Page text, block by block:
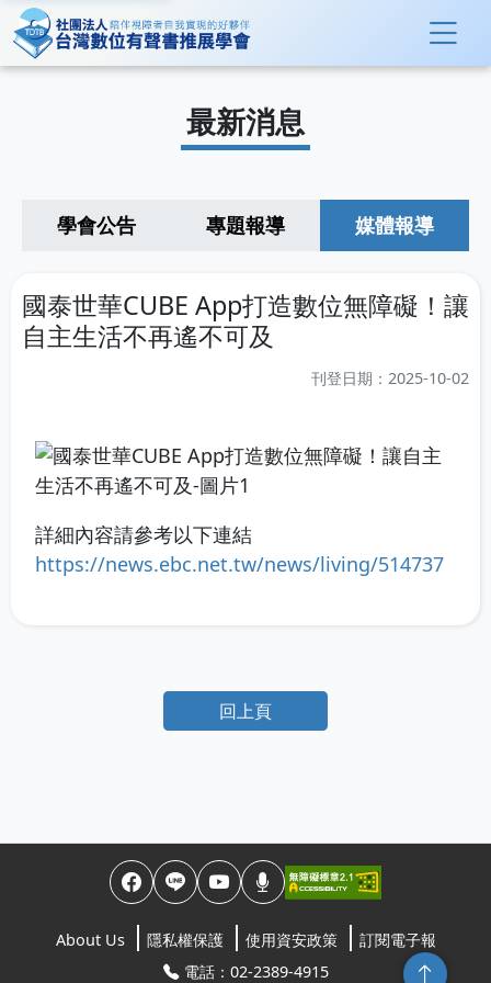
最新消息
學會公告 專題報導 媒體報導
國泰世華CUBE App打造數位無障礙！讓
自主生活不再遙不可及
刊登日期：2025-10-02
詳細內容請參考以下連結
https://news.ebc.net.tw/news/living/514737
回上頁
About Us 隱私權保護 使用資安政策
訂閱電子報
電話：02-2389-4915